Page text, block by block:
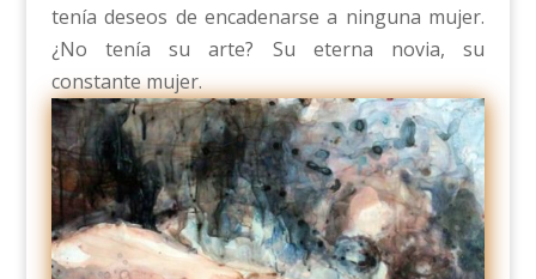
tenía deseos de encadenarse a ninguna mujer.
¿No tenía su arte? Su eterna novia, su
constante mujer.